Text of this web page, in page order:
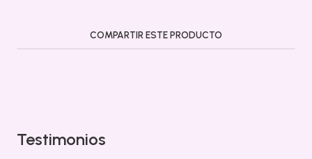
COMPARTIR ESTE PRODUCTO
Testimonios